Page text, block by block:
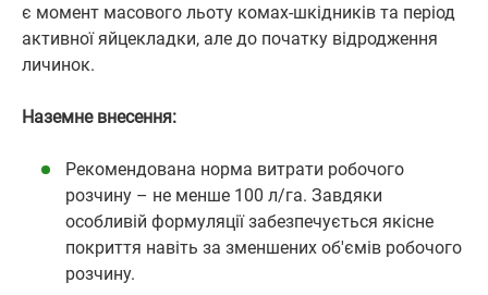
є момент масового льоту комах-шкідників та період
активної яйцекладки, але до початку відродження
личинок.
Наземне внесення:
Рекомендована норма витрати робочого
розчину – не менше 100 л/га. Завдяки
особливій формуляції забезпечується якісне
покриття навіть за зменшених об'ємів робочого
розчину.